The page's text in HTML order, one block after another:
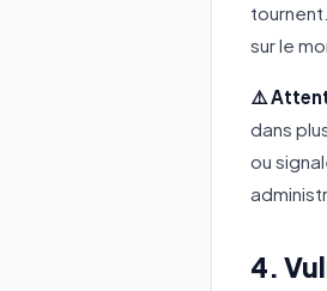
sur le
⚠️
dans
ou
4.